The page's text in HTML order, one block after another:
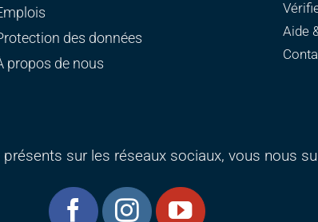
des données
propos de nous
Aide
sur les réseaux sociaux, vous nous